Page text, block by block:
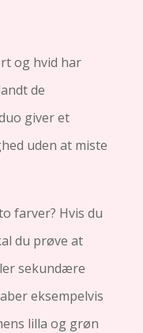
og hvid har
de
giver et
uden at miste
farver? Hvis du
du prøve at
sekundære
eksempelvis
lilla og grøn